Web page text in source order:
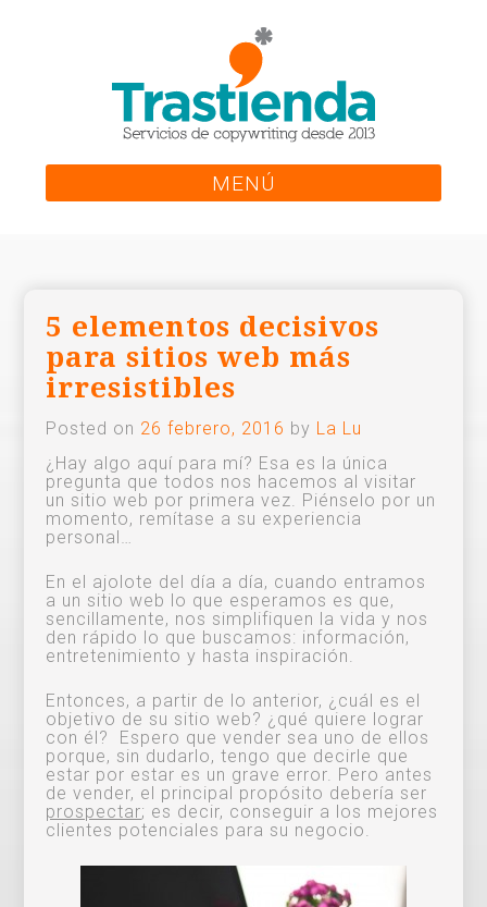
MENÚ
5 elementos decisivos
para sitios web más
irresistibles
Posted on 26 febrero, 2016 by La Lu
¿Hay algo aquí para mí? Esa es la única
pregunta que todos nos hacemos al visitar
un sitio web por primera vez. Piénselo por un
momento, remítase a su experiencia
personal…
En el ajolote del día a día, cuando entramos
a un sitio web lo que esperamos es que,
sencillamente, nos simplifiquen la vida y nos
den rápido lo que buscamos: información,
entretenimiento y hasta inspiración.
Entonces, a partir de lo anterior, ¿cuál es el
objetivo de su sitio web? ¿qué quiere lograr
con él? Espero que vender sea uno de ellos
porque, sin dudarlo, tengo que decirle que
estar por estar es un grave error. Pero antes
de vender, el principal propósito debería ser
prospectar; es decir, conseguir a los mejores
clientes potenciales para su negocio.